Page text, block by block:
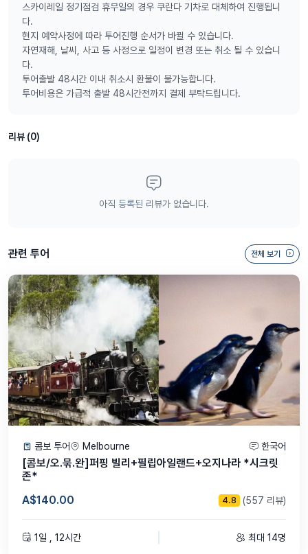
2일차 – 다운언더 크루즈
그레이트배리어리프 2개 산호 포인트 방문
스노클링 장비 무료 제공
선상 BBQ 점심식사 포함
일정
07:15~07:45 체크인
09:45 첫 번째 산호 포인트 도착
스노클링 및 자유시간
선상 BBQ 점심식사
두 번째 산호 포인트 이동
스카이레일 정기점검 휴무일의 경우 쿠란다 기차로 대체하여 진행됩니
다.
현지 예약사정에 따라 투어진행 순서가 바뀔 수 있습니다.
자연재해, 날씨, 사고 등 사정으로 일정이 변경 또는 취소 될 수 있습니
다.
투어출발 48시간 이내 취소시 환불이 불가능합니다.
투어비용은 가급적 출발 48시간전까지 결제 부탁드립니다.
리뷰 (0)
아직 등록된 리뷰가 없습니다.
관련 투어 전체 보기
콤보 투어 Melbourne 한국어
[콤보/오.묶.완]퍼핑 빌리+필립아일랜드+오지나라 *시크릿
존*
A$140.00
4.8 (557 리뷰)
1일 , 12시간 최대 14명